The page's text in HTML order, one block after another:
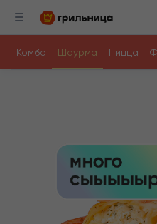
Комбо Шаурма Пицца